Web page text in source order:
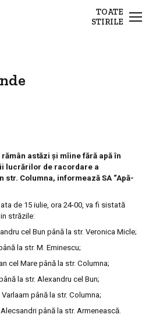
TOATE
STIRILE
astăzi și mîine fără apă în
lucrărilor de racordare a
Columna, informează SA “Apă-
de 15 iulie, ora 24-00, va fi sistată
străzile:
cel Bun până la str. Veronica Micle;
la str. M. Eminescu;
cel Mare până la str. Columna;
la str. Alexandru cel Bun;
până la str. Columna;
până la str. Armenească.